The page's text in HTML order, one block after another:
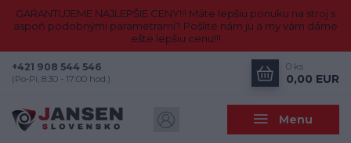
GARANTUJEME NAJLEPŠIE CENY!!! Máte lepšiu ponuku na stroj s
aspoň podobnými parametrami? Pošlite nám ju a my vám dáme
ešte lepšiu cenu!!!
Menu
+421 908 544 546
(Po-Pi, 8:30 - 17:00 hod.)
0 ks
0,00 EUR